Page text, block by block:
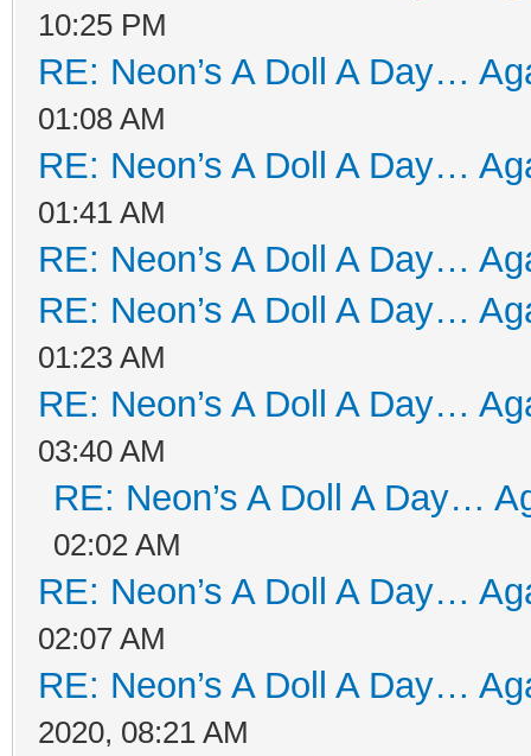
10:25 PM
RE: Neon’s A Doll A Day…
01:08 AM
RE: Neon’s A Doll A Day…
01:41 AM
RE: Neon’s A Doll A Day…
RE: Neon’s A Doll A Day…
01:23 AM
RE: Neon’s A Doll A Day…
03:40 AM
RE: Neon’s A Doll A Day…
02:02 AM
RE: Neon’s A Doll A Day…
02:07 AM
RE: Neon’s A Doll A Day…
2020, 08:21 AM